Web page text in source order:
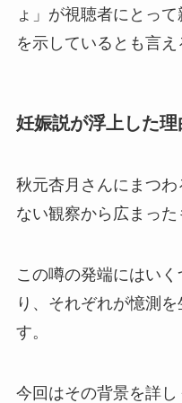
ょ」が視聴者にとっ
を示しているとも言え
妊娠説が浮上した
秋元杏月さんにまつ
ない観察から広まった
この噂の発端にはい
り、それぞれが憶測
す。
今回はその背景を詳